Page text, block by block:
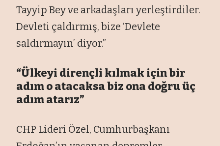
Tayyip Bey ve arkadaşları yerleştirdiler.
Devleti çaldırmış, bize ‘Devlete
saldırmayın’ diyor.”
“Ülkeyi dirençli kılmak için bir
adım o atacaksa biz ona doğruüç
adım atarız”
CHP Lideri Özel, Cumhurbaşkanı